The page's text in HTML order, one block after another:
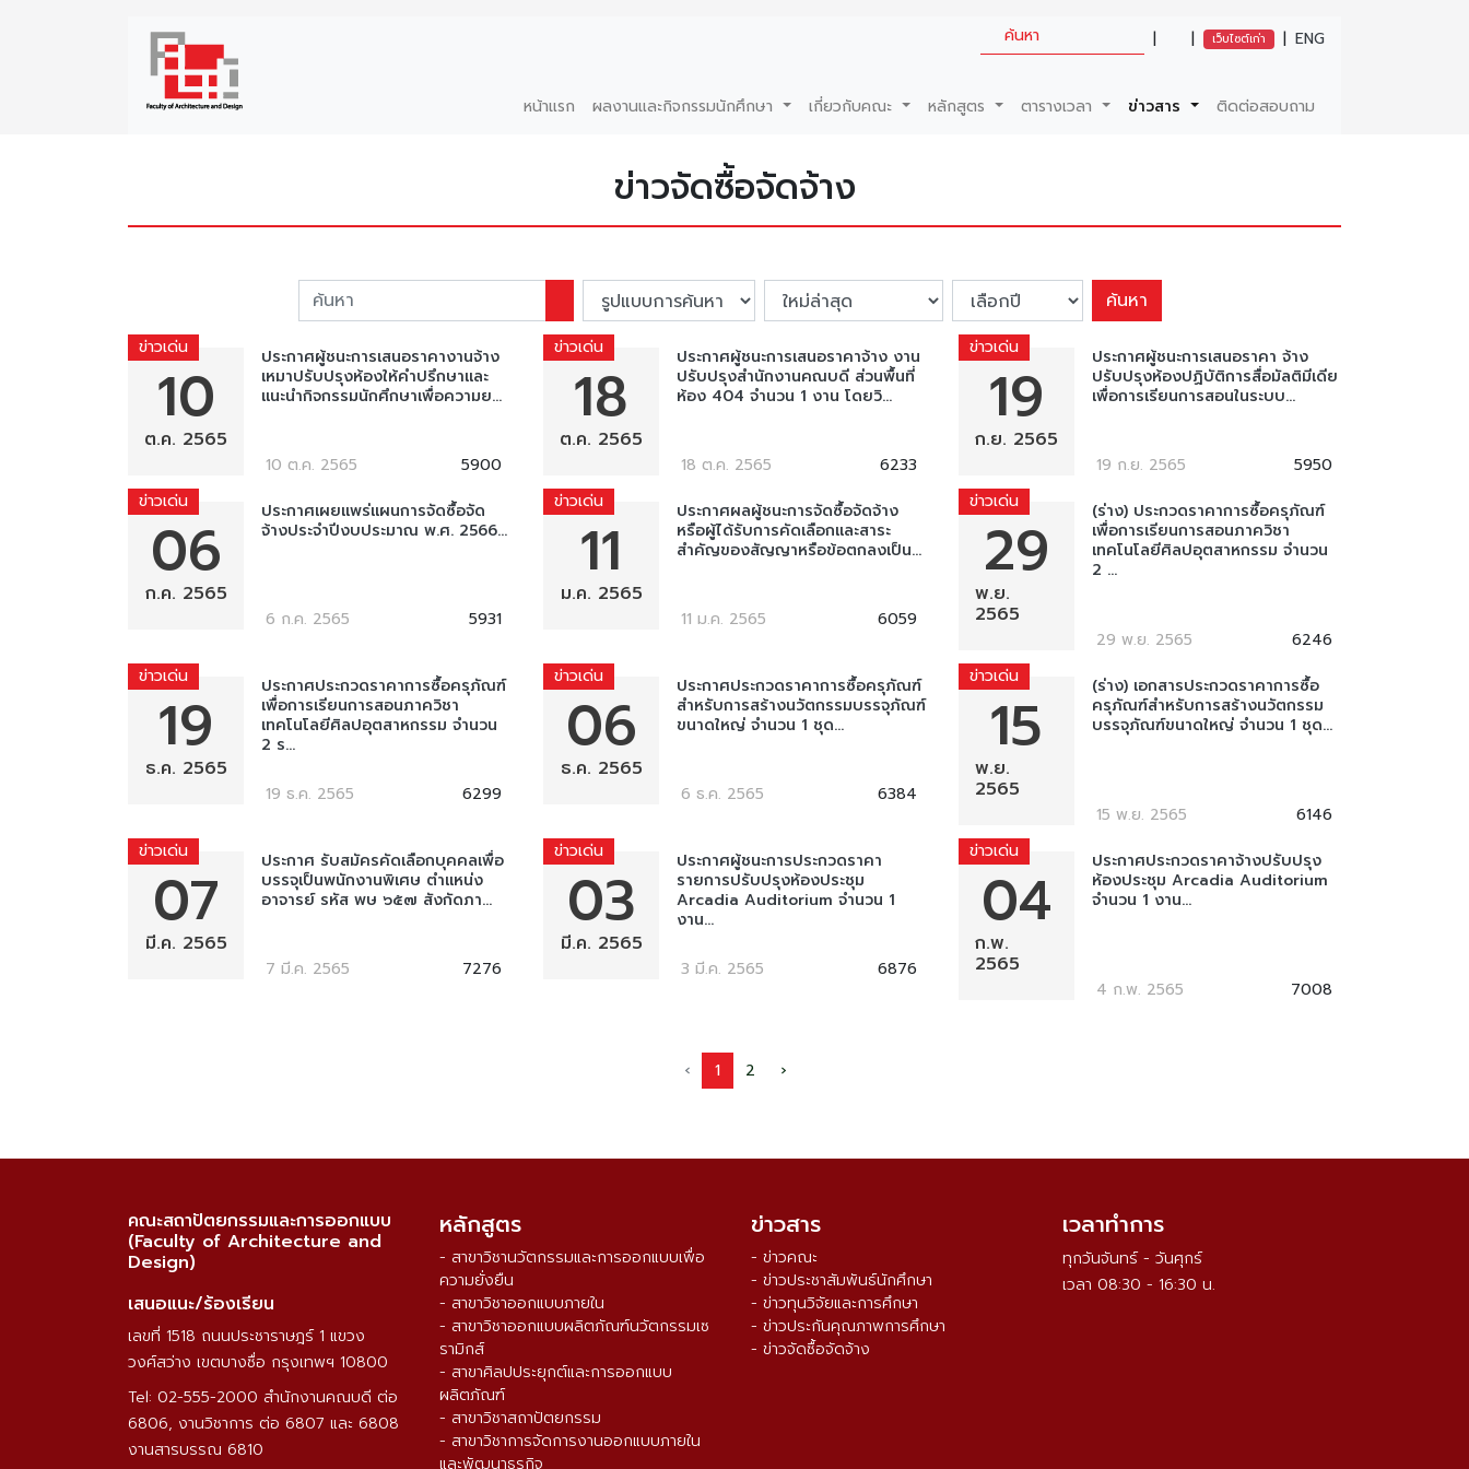
| | เว็บไซต์เก่า | ENG
หน้าแรก ผลงานและกิจกรรมนักศึกษา เกี่ยวกับคณะ หลักสูตร ตารางเวลา ข่าวสาร ติดต่อสอบถาม
ข่าวจัดซื้อจัดจ้าง
ค้นหา
10
ต.ค. 2565
ข่าวเด่น
ประกาศผู้ชนะการเสนอราคางานจ้าง
เหมาปรับปรุงห้องให้คำปรึกษาและ
แนะนำกิจกรรมนักศึกษาเพื่อความย...
10 ต.ค. 2565 5900
18
ต.ค. 2565
ข่าวเด่น
ประกาศผู้ชนะการเสนอราคาจ้าง งาน
ปรับปรุงสำนักงานคณบดี ส่วนพื้นที่
ห้อง 404 จำนวน 1 งาน โดยวิ...
18 ต.ค. 2565 6233
19
ก.ย. 2565
ข่าวเด่น
ประกาศผู้ชนะการเสนอราคา จ้าง
ปรับปรุงห้องปฏิบัติการสื่อมัลติมีเดีย
เพื่อการเรียนการสอนในระบบ...
19 ก.ย. 2565 5950
06
ก.ค. 2565
ข่าวเด่น
ประกาศเผยแพร่แผนการจัดซื้อจัด
จ้างประจำปีงบประมาณ พ.ศ. 2566...
6 ก.ค. 2565 5931
11
ม.ค. 2565
ข่าวเด่น
ประกาศผลผู้ชนะการจัดซื้อจัดจ้าง
หรือผู้ได้รับการคัดเลือกและสาระ
สำคัญของสัญญาหรือข้อตกลงเป็น...
11 ม.ค. 2565 6059
29
พ.ย.
2565
ข่าวเด่น
(ร่าง) ประกวดราคาการซื้อครุภัณฑ์
เพื่อการเรียนการสอนภาควิชา
เทคโนโลยีศิลปอุตสาหกรรม จำนวน
2 ...
29 พ.ย. 2565 6246
19
ธ.ค. 2565
ข่าวเด่น
ประกาศประกวดราคาการซื้อครุภัณฑ์
เพื่อการเรียนการสอนภาควิชา
เทคโนโลยีศิลปอุตสาหกรรม จำนวน
2 ร...
19 ธ.ค. 2565 6299
06
ธ.ค. 2565
ข่าวเด่น
ประกาศประกวดราคาการซื้อครุภัณฑ์
สำหรับการสร้างนวัตกรรมบรรจุภัณฑ์
ขนาดใหญ่ จำนวน 1 ชุด...
6 ธ.ค. 2565 6384
15
พ.ย.
2565
ข่าวเด่น
(ร่าง) เอกสารประกวดราคาการซื้อ
ครุภัณฑ์สำหรับการสร้างนวัตกรรม
บรรจุภัณฑ์ขนาดใหญ่ จำนวน 1 ชุด...
15 พ.ย. 2565 6146
07
มี.ค. 2565
ข่าวเด่น
ประกาศ รับสมัครคัดเลือกบุคคลเพื่อ
บรรจุเป็นพนักงานพิเศษ ตำแหน่ง
อาจารย์ รหัส พษ ๖๕๗ สังกัดภา...
7 มี.ค. 2565 7276
03
มี.ค. 2565
ข่าวเด่น
ประกาศผู้ชนะการประกวดราคา
รายการปรับปรุงห้องประชุม
Arcadia Auditorium จำนวน 1
งาน...
3 มี.ค. 2565 6876
04
ก.พ.
2565
ข่าวเด่น
ประกาศประกวดราคาจ้างปรับปรุง
ห้องประชุม Arcadia Auditorium
จำนวน 1 งาน...
4 ก.พ. 2565 7008
‹ 1 2 ›
คณะสถาปัตยกรรมและการออกแบบ
(Faculty of Architecture and
Design)
เสนอแนะ/ร้องเรียน
เลขที่ 1518 ถนนประชาราษฎร์ 1 แขวง
วงศ์สว่าง เขตบางซื่อ กรุงเทพฯ 10800
Tel: 02-555-2000 สำนักงานคณบดี ต่อ
6806, งานวิชาการ ต่อ 6807 และ 6808
งานสารบรรณ 6810
หลักสูตร
- สาขาวิชานวัตกรรมและการออกแบบเพื่อ
ความยั่งยืน
- สาขาวิชาออกแบบภายใน
- สาขาวิชาออกแบบผลิตภัณฑ์นวัตกรรมเซ
รามิกส์
- สาขาศิลปประยุกต์และการออกแบบ
ผลิตภัณฑ์
- สาขาวิชาสถาปัตยกรรม
- สาขาวิชาการจัดการงานออกแบบภายใน
และพัฒนาธุรกิจ
ข่าวสาร
- ข่าวคณะ
- ข่าวประชาสัมพันธ์นักศึกษา
- ข่าวทุนวิจัยและการศึกษา
- ข่าวประกันคุณภาพการศึกษา
- ข่าวจัดซื้อจัดจ้าง
เวลาทำการ
ทุกวันจันทร์ - วันศุกร์
เวลา 08:30 - 16:30 น.